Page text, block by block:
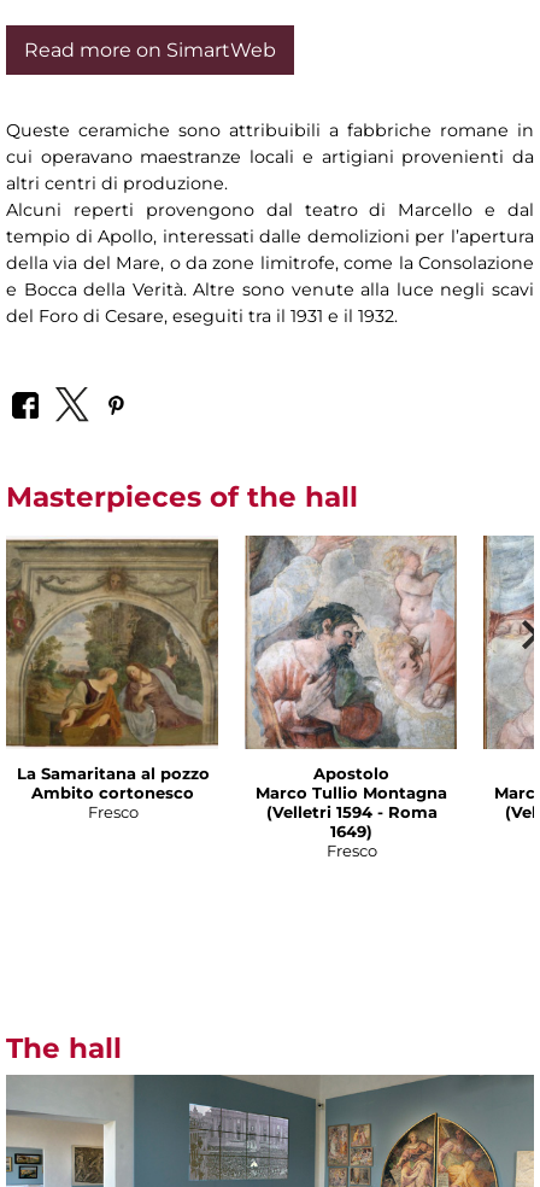
Read more on SimartWeb
Queste ceramiche sono attribuibili a fabbriche romane in
cui operavano maestranze locali e artigiani provenienti da
altri centri di produzione.
Alcuni reperti provengono dal teatro di Marcello e dal
tempio di Apollo, interessati dalle demolizioni per l’apertura
della via del Mare, o da zone limitrofe, come la Consolazione
e Bocca della Verità. Altre sono venute alla luce negli scavi
del Foro di Cesare, eseguiti tra il 1931 e il 1932.
Masterpieces of the hall
La Samaritana al pozzo
Ambito cortonesco
Fresco
Apostolo
Marco Tullio Montagna
(Velletri 1594 - Roma
1649)
Fresco
The hall